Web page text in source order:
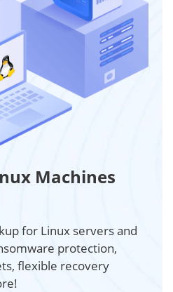
Machines
for Linux servers and
protection,
flexible recovery